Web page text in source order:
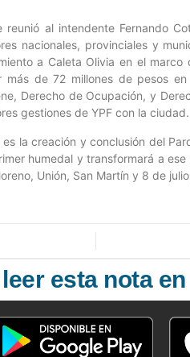
al intendente Fernando
nacionales, provinciales y
a Caleta Olivia en el
de 72 millones de pesos
Derecho de Ocupación, y
gestiones de YPF con la ciudad.
la creación y conclusión del
humedal y transformará a
Unión, San Martín y 8 de
esta nota